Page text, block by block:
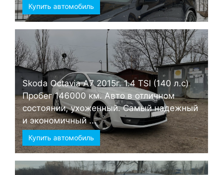
Купить автомобиль
Skoda Octavia А7 2015г. 1.4 TSI (140 л.с)
Пробег 146000 км. Авто в отличном
состоянии, ухоженный. Самый надежный
и экономичный ...
Купить автомобиль